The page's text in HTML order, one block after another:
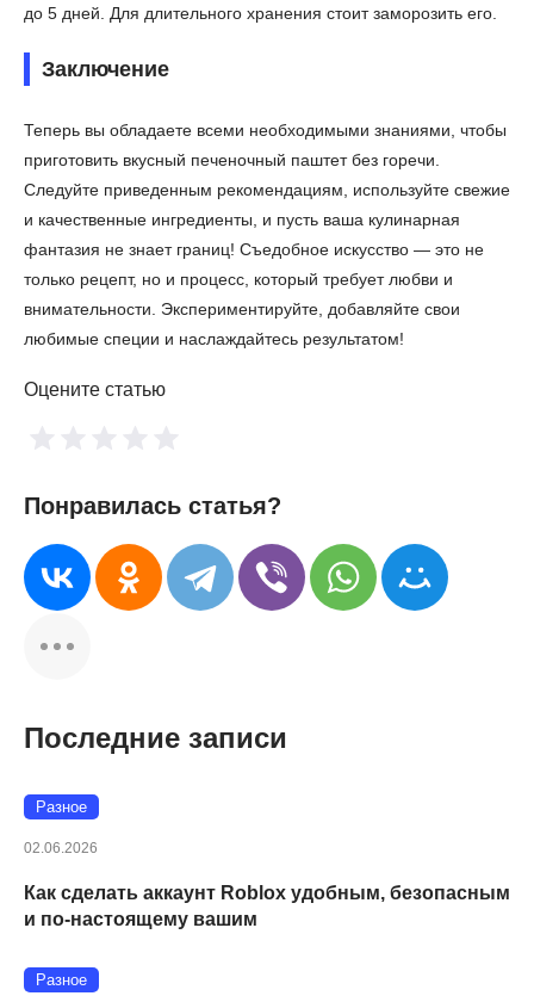
до 5 дней. Для длительного хранения стоит заморозить его.
Заключение
Теперь вы обладаете всеми необходимыми знаниями, чтобы
приготовить вкусный печеночный паштет без горечи.
Следуйте приведенным рекомендациям, используйте свежие
и качественные ингредиенты, и пусть ваша кулинарная
фантазия не знает границ! Съедобное искусство — это не
только рецепт, но и процесс, который требует любви и
внимательности. Экспериментируйте, добавляйте свои
любимые специи и наслаждайтесь результатом!
Оцените статью
Понравилась статья?
Последние записи
Разное
02.06.2026
Как сделать аккаунт Roblox удобным, безопасным
и по-настоящему вашим
Разное